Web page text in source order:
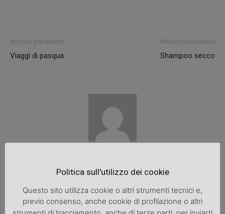
Articolo precedente
Viaggi di pasqua
Articolo successivo
Shampoo secco
ARTICOLI CORRELATI ALTRO DALL'AUTORE
Politica sull'utilizzo dei cookie
Questo sito utilizza cookie o altri strumenti tecnici e,
previo consenso, anche cookie di profilazione o altri